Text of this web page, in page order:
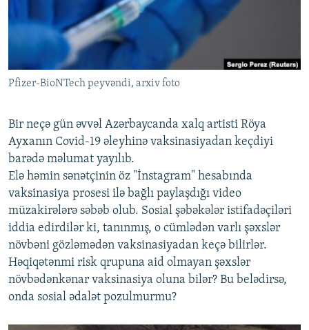
KARIKATURA
AZƏRBAYCAN ƏDƏBIYYATI KITABXANASI
İSLAM VƏ DEMOKRATIYA
İZ - MƏDƏNIYYƏT PROQRAMI
PEŞƏ ETIKASI VƏ JURNALISTIKA STANDARTLARIMIZ
MATERIALLARIMIZDAN ISTIFADƏ
AZADLIQRADIOSU MOBIL TELEFONUNUZDA
XƏBƏR BÜLLETENLƏRIMIZ
BIZI IZLƏ
RFE/RL-in bütün saytları
Pfizer-BioNTech peyvəndi, arxiv foto
Bir neçə gün əvvəl Azərbaycanda xalq artisti Röya
Ayxanın Covid-19 əleyhinə vaksinasiyadan keçdiyi
barədə məlumat yayılıb.
Elə həmin sənətçinin öz "İnstagram" hesabında
vaksinasiya prosesi ilə bağlı paylaşdığı video
müzakirələrə səbəb olub. Sosial şəbəkələr istifadəçiləri
iddia edirdilər ki, tanınmış, o cümlədən varlı şəxslər
növbəni gözləmədən vaksinasiyadan keçə bilirlər.
Həqiqətənmi risk qrupuna aid olmayan şəxslər
növbədənkənar vaksinasiya oluna bilər? Bu belədirsə,
onda sosial ədalət pozulmurmu?